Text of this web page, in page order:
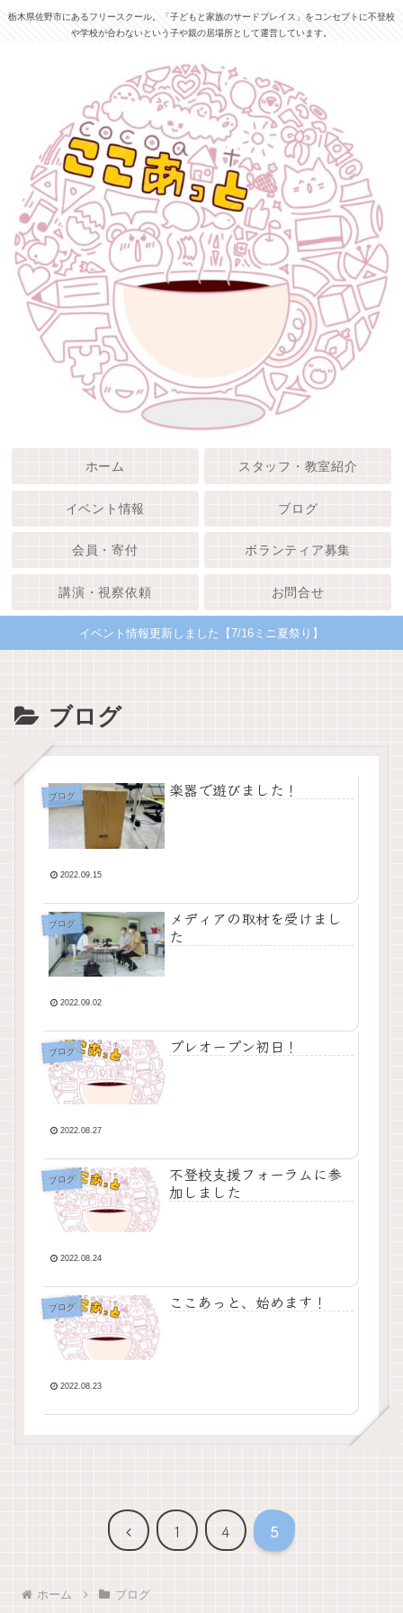
栃木県佐野市にあるフリースクール。「子どもと家族のサードプレイス」をコンセプトに不登校
や学校が合わないという子や親の居場所として運営しています。
ホーム スタッフ・教室紹介
イベント情報 ブログ
会員・寄付 ボランティア募集
講演・視察依頼 お問合せ
イベント情報更新しました【7/16ミニ夏祭り】
ブログ
ブログ 楽器で遊びました！
2022.09.15
ブログ
メディアの取材を受けまし
た
2022.09.02
ブログ プレオープン初日！
2022.08.27
ブログ
不登校支援フォーラムに参
加しました
2022.08.24
ブログ ここあっと、始めます！
2022.08.23
前
1 4 5
ホーム ブログ